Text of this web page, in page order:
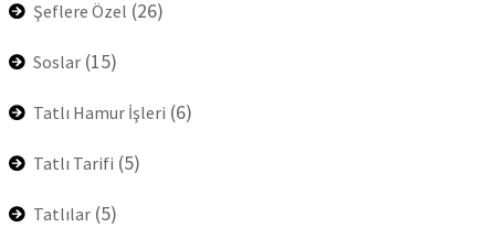
Şeflere Özel (26)
Soslar (15)
Tatlı Hamur İşleri (6)
Tatlı Tarifi (5)
Tatlılar (5)